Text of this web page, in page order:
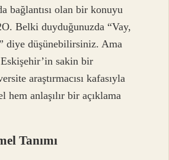
bağlantısı olan bir konuyu
Belki duyduğunuzda “Vay,
diye düşünebilirsiniz. Ama
sakin bir
araştırmacısı kafasıyla
hem anlaşılır bir açıklama
Tanımı